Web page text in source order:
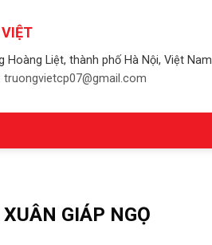
Hoàng Liệt, thành phố Hà Nội, Việt Nam
: truongvietcp07@gmail.com
GIÁP NGỌ